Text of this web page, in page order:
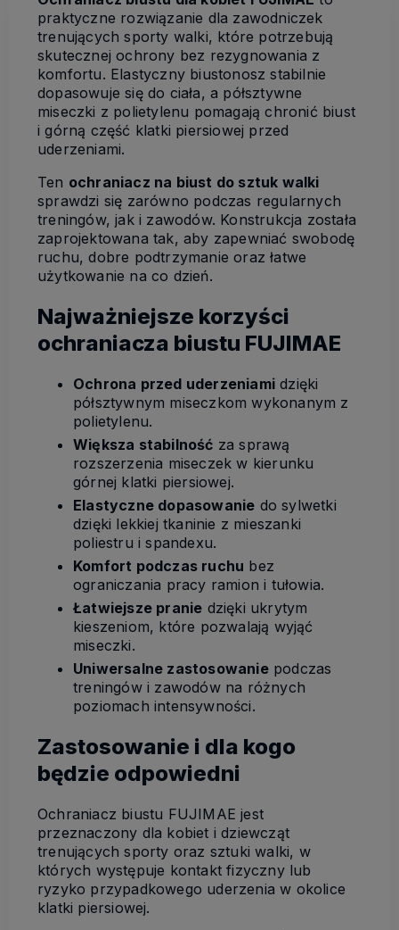
praktyczne rozwiązanie dla zawodniczek
trenujących sporty walki, które potrzebują
skutecznej ochrony bez rezygnowania z
komfortu. Elastyczny biustonosz stabilnie
dopasowuje się do ciała, a półsztywne
miseczki z polietylenu pomagają chronić biust
i górną część klatki piersiowej przed
uderzeniami.
Ten ochraniacz na biust do sztuk walki
sprawdzi się zarówno podczas regularnych
treningów, jak i zawodów. Konstrukcja została
zaprojektowana tak, aby zapewniać swobodę
ruchu, dobre podtrzymanie oraz łatwe
użytkowanie na co dzień.
Najważniejsze korzyści
ochraniacza biustu FUJIMAE
Ochrona przed uderzeniami dzięki
półsztywnym miseczkom wykonanym z
polietylenu.
Większa stabilność za sprawą
rozszerzenia miseczek w kierunku
górnej klatki piersiowej.
Elastyczne dopasowanie do sylwetki
dzięki lekkiej tkaninie z mieszanki
poliestru i spandexu.
Komfort podczas ruchu bez
ograniczania pracy ramion i tułowia.
Łatwiejsze pranie dzięki ukrytym
kieszeniom, które pozwalają wyjąć
miseczki.
Uniwersalne zastosowaniepodczas
treningów i zawodów na różnych
poziomach intensywności.
Zastosowanie i dla kogo
będzie odpowiedni
Ochraniacz biustu FUJIMAE jest
przeznaczony dla kobiet i dziewcząt
trenujących sporty oraz sztuki walki, w
których występuje kontakt fizyczny lub
ryzyko przypadkowego uderzenia w okolice
klatki piersiowej.